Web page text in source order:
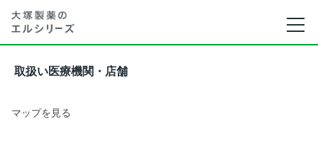
取扱い医療機関・店舗
マップを見る